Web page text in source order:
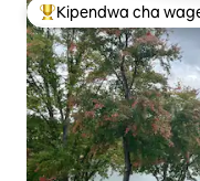
Kipendwa maarufu
Kipendwa cha